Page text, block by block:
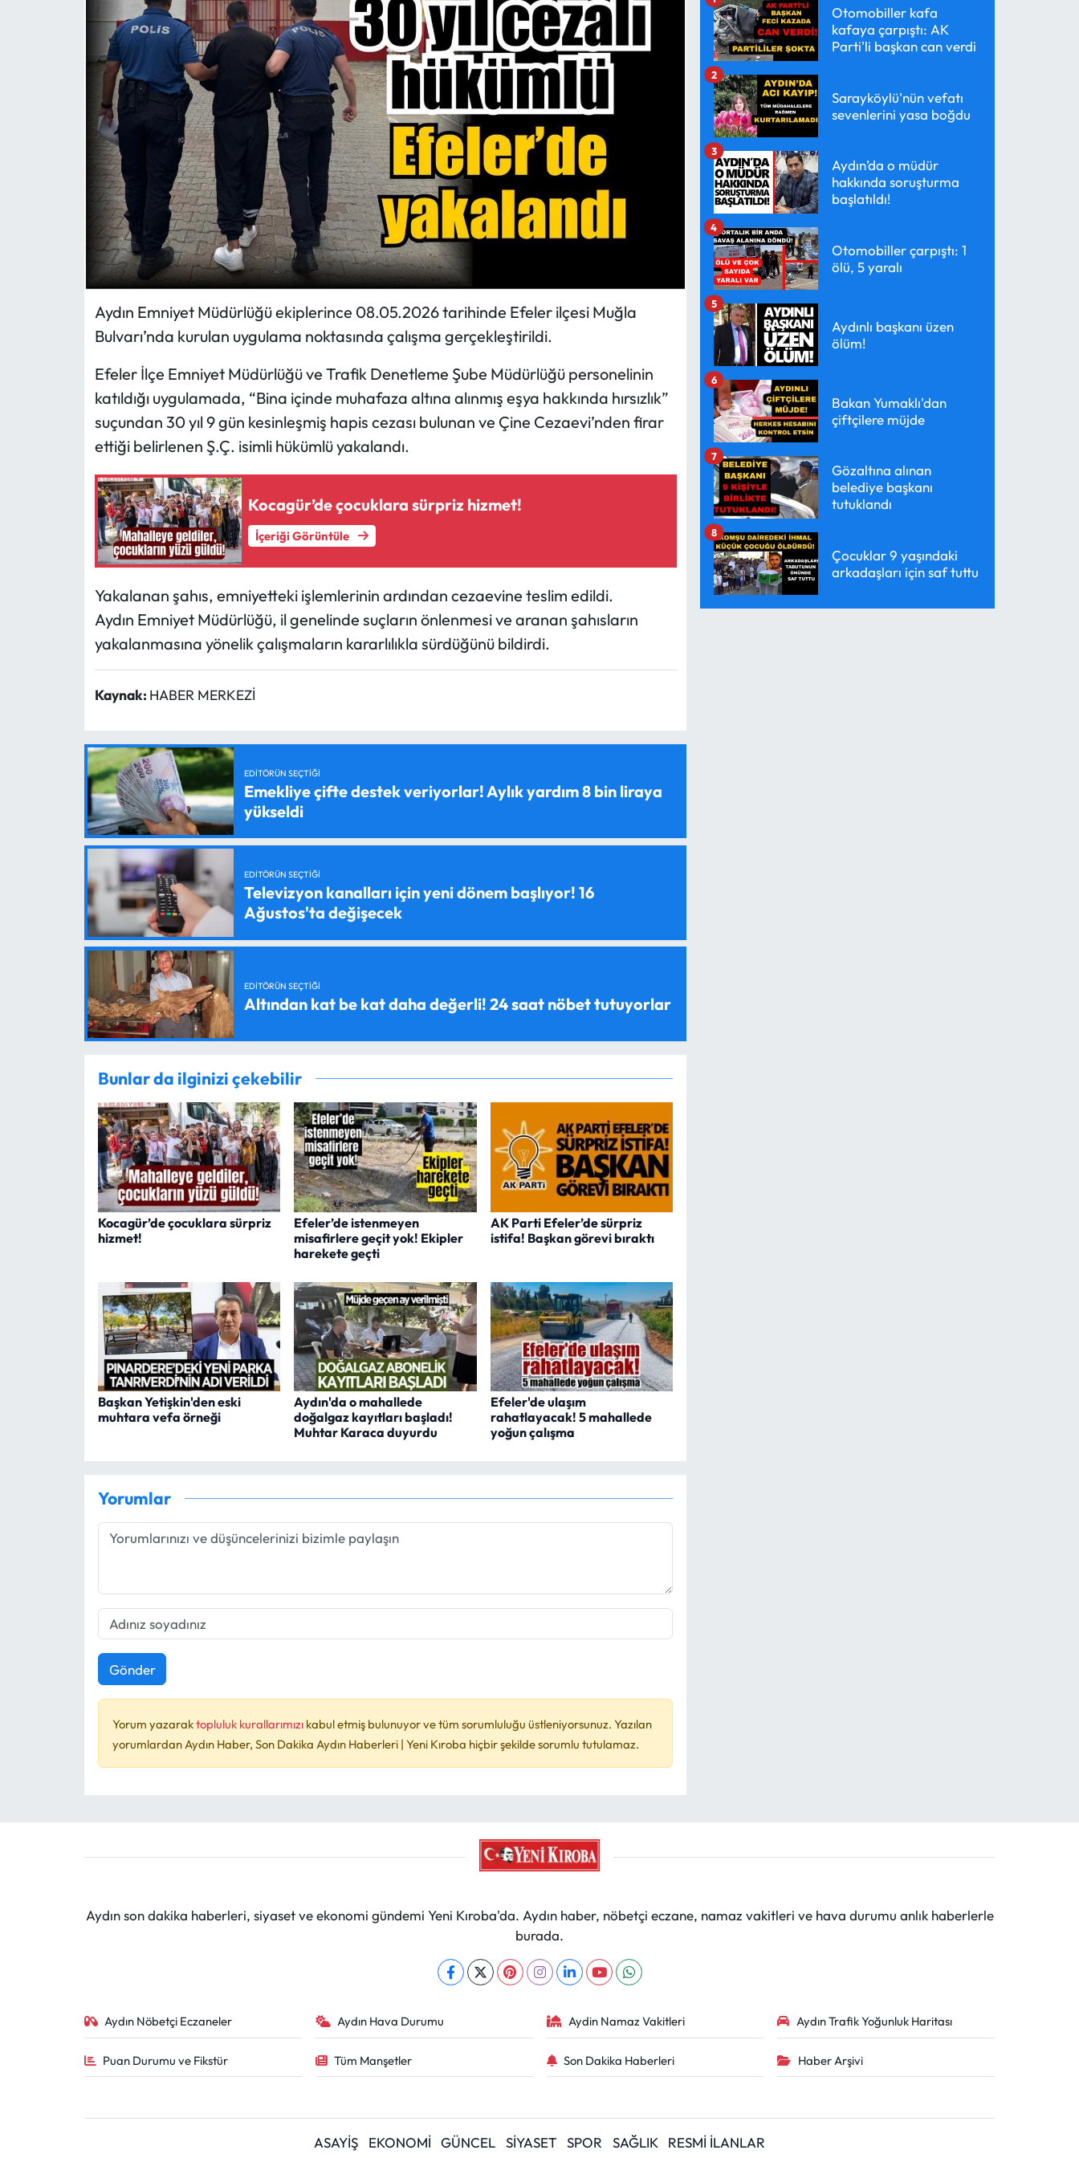
Aydın Emniyet Müdürlüğü ekiplerince 08.05.2026 tarihinde Efeler ilçesi Muğla
Bulvarı’nda kurulan uygulama noktasında çalışma gerçekleştirildi.
Efeler İlçe Emniyet Müdürlüğü ve Trafik Denetleme Şube Müdürlüğü personelinin
katıldığı uygulamada, “Bina içinde muhafaza altına alınmış eşya hakkında hırsızlık”
suçundan 30 yıl 9 gün kesinleşmiş hapis cezası bulunan ve Çine Cezaevi’nden firar
ettiği belirlenen Ş.Ç. isimli hükümlü yakalandı.
Kocagür’de çocuklara sürpriz hizmet!
İçeriği Görüntüle
Yakalanan şahıs, emniyetteki işlemlerinin ardından cezaevine teslim edildi.
Aydın Emniyet Müdürlüğü, il genelinde suçların önlenmesi ve aranan şahısların
yakalanmasına yönelik çalışmaların kararlılıkla sürdüğünü bildirdi.
Kaynak: HABER MERKEZİ
EDITÖRÜN SEÇTIĞI
Emekliye çifte destek veriyorlar! Aylık yardım 8 bin liraya
yükseldi
EDITÖRÜN SEÇTIĞI
Televizyon kanalları için yeni dönem başlıyor! 16
Ağustos'ta değişecek
EDITÖRÜN SEÇTIĞI
Altından kat be kat daha değerli! 24 saat nöbet tutuyorlar
Bunlar da ilginizi çekebilir
Kocagür’de çocuklara sürpriz
hizmet!
Efeler’de istenmeyen
misafirlere geçit yok! Ekipler
harekete geçti
AK Parti Efeler’de sürpriz
istifa! Başkan görevi bıraktı
Başkan Yetişkin'den eski
muhtara vefa örneği
Aydın'da o mahallede
doğalgaz kayıtları başladı!
Muhtar Karaca duyurdu
Efeler'de ulaşım
rahatlayacak! 5 mahallede
yoğun çalışma
Yorumlar
Gönder
Yorum yazaraktopluluk kurallarımızı kabul etmiş bulunuyor ve tüm sorumluluğu üstleniyorsunuz. Yazılan
yorumlardan Aydın Haber, Son Dakika Aydın Haberleri | Yeni Kıroba hiçbir şekilde sorumlu tutulamaz.
Otomobiller kafa
kafaya çarpıştı: AK
Parti'li başkan can verdi
Sarayköylü'nün vefatı
sevenlerini yasa boğdu
2
Aydın’da o müdür
hakkında soruşturma
başlatıldı!
3
Otomobiller çarpıştı: 1
ölü, 5 yaralı
4
Aydınlı başkanı üzen
ölüm!
5
Bakan Yumaklı'dan
çiftçilere müjde
6
Gözaltına alınan
belediye başkanı
tutuklandı
7
Çocuklar 9 yaşındaki
arkadaşları için saf tuttu
8
Aydın son dakika haberleri, siyaset ve ekonomi gündemi Yeni Kıroba'da. Aydın haber, nöbetçi eczane, namaz vakitleri ve hava durumu anlık haberlerle
burada.
Aydın Nöbetçi Eczaneler Aydın Hava Durumu Aydin Namaz Vakitleri Aydın Trafik Yoğunluk Haritası
Puan Durumu ve Fikstür Tüm Manşetler Son Dakika Haberleri Haber Arşivi
ASAYİŞ EKONOMİ GÜNCEL SİYASET SPOR SAĞLIK RESMİ İLANLAR
SİYASET
RESMİ İLANLAR